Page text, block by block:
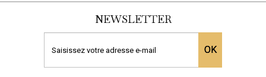
NEWSLETTER
OK